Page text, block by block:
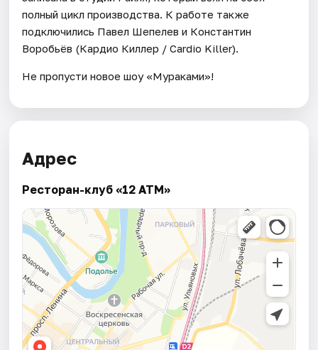
полный цикл производства. К работе также
подключились Павел Шепелев и Константин
Воробьёв (Кардио Киллер / Cardio Killer).
Не пропусти новое шоу «Мураками»!
Адрес
Ресторан-клуб «12 АТМ»